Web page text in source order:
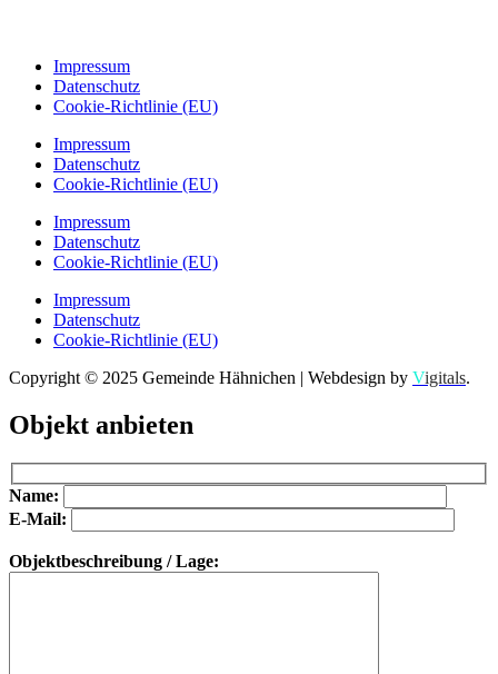
Impressum
Datenschutz
Cookie-Richtlinie (EU)
Impressum
Datenschutz
Cookie-Richtlinie (EU)
Impressum
Datenschutz
Cookie-Richtlinie (EU)
Impressum
Datenschutz
Cookie-Richtlinie (EU)
Copyright © 2025 Gemeinde Hähnichen | Webdesign by Vigitals.
Objekt anbieten
Bitte lasse dieses Feld leer.
Bitte lasse dieses Feld leer.
Name:
E-Mail:
Objektbeschreibung / Lage: